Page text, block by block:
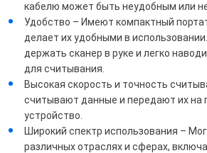
кабелю может быть неудобным или
Удобство – Имеют компактный
делает их удобными в
держать сканер в руке и легко
для считывания.
Высокая скорость и точность
считывают данные и передают их на
устройство.
Широкий спектр использования –
различных отраслях и сферах,